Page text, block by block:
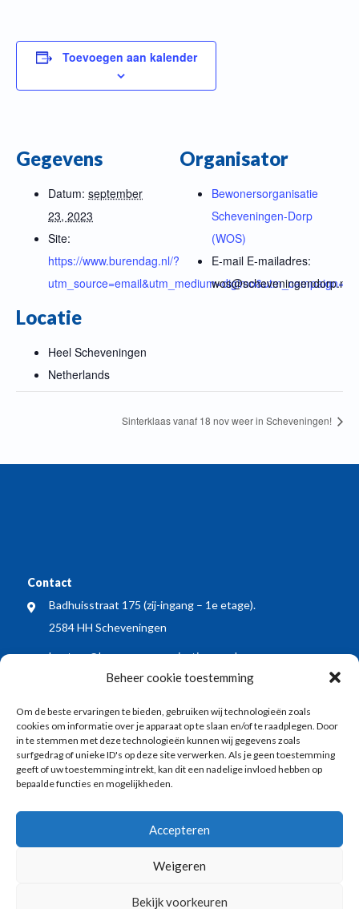
Beheer cookie toestemming
Om de beste ervaringen te bieden, gebruiken wij technologieën zoals
cookies om informatie over je apparaat op te slaan en/of te raadplegen. Door
in te stemmen met deze technologieën kunnen wij gegevens zoals
surfgedrag of unieke ID's op deze site verwerken. Als je geen toestemming
geeft of uw toestemming intrekt, kan dit een nadelige invloed hebben op
bepaalde functies en mogelijkheden.
Accepteren
Weigeren
Bekijk voorkeuren
Toevoegen aan kalender
Gegevens
Datum: september
23, 2023
Site:
https://www.burendag.nl/?
Locatie
Heel Scheveningen
Netherlands
Organisator
Bewonersorganisatie
Scheveningen-Dorp
(WOS)
E-mail E-mailadres:
wos@scheveningendorp.nl
Sinterklaas vanaf 18 nov weer in Scheveningen!
Contact
Badhuisstraat 175 (zij-ingang – 1e etage).
2584 HH Scheveningen
bestuur@bewonersorganisatiewos.nl
WOS dient zienswijze in op voorontwerp Kop
Keizerstraat: blij met vergroening, wel meer aandacht
voor veiligheid en economische vitaliteit
WOS buurt BBQ: samen de zomer ingeluid!
Vlaggenode aan de jarige vuurtoren tijdens